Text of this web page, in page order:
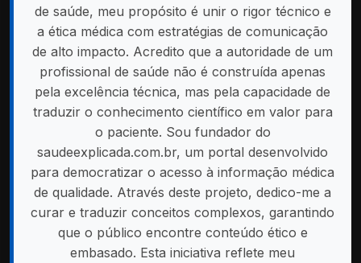
de saúde, meu propósito é unir o rigor técnico e
a ética médica com estratégias de comunicação
de alto impacto. Acredito que a autoridade de um
profissional de saúde não é construída apenas
pela excelência técnica, mas pela capacidade de
traduzir o conhecimento científico em valor para
o paciente. Sou fundador do
saudeexplicada.com.br, um portal desenvolvido
para democratizar o acesso à informação médica
de qualidade. Através deste projeto, dedico-me a
curar e traduzir conceitos complexos, garantindo
que o público encontre conteúdo ético e
embasado. Esta iniciativa reflete meu